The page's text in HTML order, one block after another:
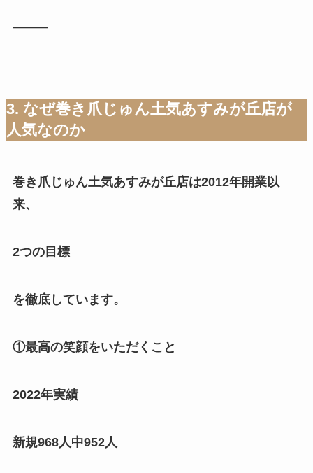
⸻
3. なぜ巻き爪じゅん土気あすみが丘店が
人気なのか
巻き爪じゅん土気あすみが丘店は2012年開業以
来、
2つの目標
を徹底しています。
①最高の笑顔をいただくこと
2022年実績
新規968人中952人